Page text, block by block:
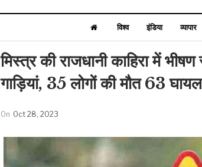
विश्व इंडिया व्यापार
मिस्त्र की राजधानी काहिरा में
गाड़ियां, 35 लोगों की मौत 63 घायल
On Oct 28, 2023
चुनाव में धुआंधार प्रदर्शन के